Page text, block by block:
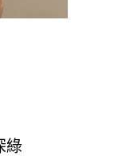
綠